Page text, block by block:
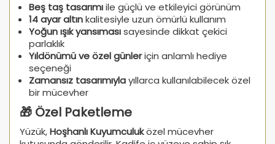
Beş taş tasarımıile güçlü ve etkileyici görünüm
14 ayar altınkalitesiyle uzun ömürlü kullanım
Yoğun ışık yansımasısayesinde dikkat çekici
parlaklık
Yıldönümü ve özel günleriçin anlamlı hediye
seçeneği
Zamansız tasarımıylayıllarca kullanılabilecek özel
bir mücevher
🎁 Özel Paketleme
Yüzük,Hoşhanlı Kuyumculuközel mücevher